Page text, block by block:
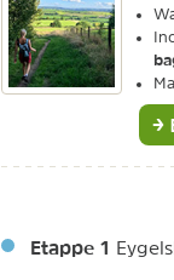
Etappe 1